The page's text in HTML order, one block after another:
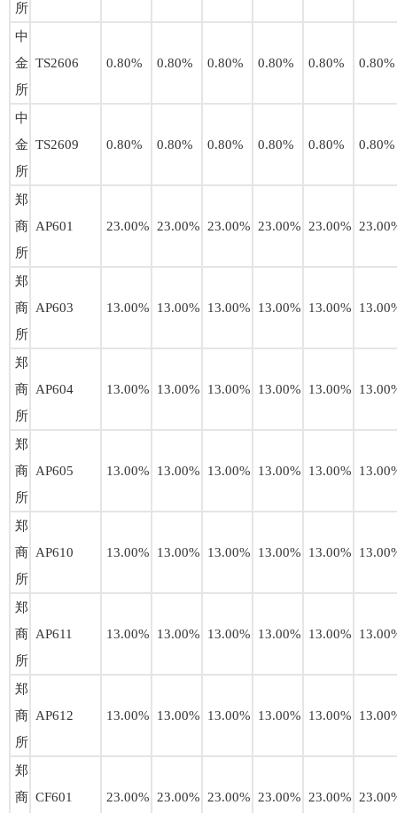
所
中
金
所
TS2606 0.80% 0.80% 0.80% 0.80% 0.80% 0.80%
中
金
所
TS2609 0.80% 0.80% 0.80% 0.80% 0.80% 0.80%
郑
商
所
AP601 23.00% 23.00% 23.00% 23.00% 23.00%
郑
商
所
AP603 13.00% 13.00% 13.00% 13.00% 13.00%
郑
商
所
AP604 13.00% 13.00% 13.00% 13.00% 13.00%
郑
商
所
AP605 13.00% 13.00% 13.00% 13.00% 13.00%
郑
商
所
AP610 13.00% 13.00% 13.00% 13.00% 13.00%
郑
商
所
AP611 13.00% 13.00% 13.00% 13.00% 13.00%
郑
商
所
AP612 13.00% 13.00% 13.00% 13.00% 13.00%
郑
商 CF601 23.00% 23.00% 23.00% 23.00% 23.00%